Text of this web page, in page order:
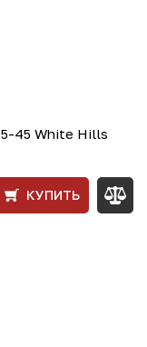
45 White Hills
КУПИТЬ